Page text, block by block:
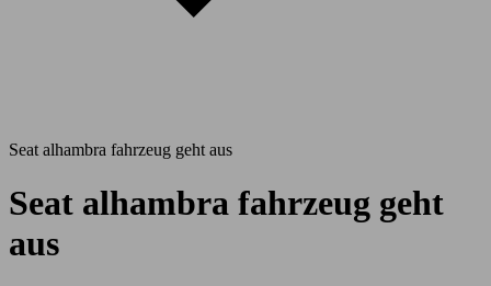
Seat alhambra fahrzeug geht aus
Seat alhambra fahrzeug geht
aus